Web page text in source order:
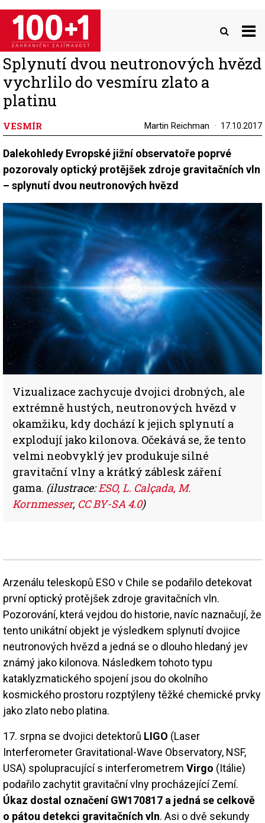
Přejít
hlavnímu
obsahu
Splynutí dvou neutronových hvězd
vychrlilo do vesmíru zlato a
platinu
VESMÍR Martin Reichman 17.10.2017
Dalekohledy Evropské jižní observatoře poprvé
pozorovaly optický protějšek zdroje gravitačních vln
– splynutí dvou neutronových hvězd
Vizualizace zachycuje dvojici drobných, ale
extrémně hustých, neutronových hvězd v
okamžiku, kdy dochází k jejich splynutí a
explodují jako kilonova. Očekává se, že tento
velmi neobvyklý jev produkuje silné
gravitační vlny a krátký záblesk záření
gama. (ilustrace:ESO, L. Calçada, M.
Kornmesser, CC BY-SA 4.0)
Arzenálu teleskopů ESO v Chile se podařilo detekovat
první optický protějšek zdroje gravitačních vln.
Pozorování, která vejdou do historie, navíc naznačují, že
tento unikátní objekt je výsledkem splynutí dvojice
neutronových hvězd a jedná se o dlouho hledaný jev
známý jako kilonova. Následkem tohoto typu
kataklyzmatického spojení jsou do okolního
kosmického prostoru rozptýleny těžké chemické prvky
jako zlato nebo platina.
17. srpna se dvojici detektorů LIGO (Laser
Interferometer Gravitational-Wave Observatory, NSF,
USA) spolupracující s interferometrem Virgo (Itálie)
podařilo zachytit gravitační vlny procházející Zemí.
Úkaz dostal označení GW170817 a jedná se celkově
o pátou detekci gravitačních vln. Asi o dvě sekundy